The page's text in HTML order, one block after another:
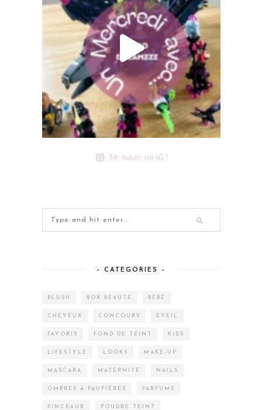
Me suivre sur IG !
– CATEGORIES –
BLUSH BOX BEAUTÉ BÉBÉ
CHEVEUX CONCOURS EVEIL
FAVORIS FOND DE TEINT KIDS
LIFESTYLE LOOKS MAKE-UP
MASCARA MATERNITÉ NAILS
OMBRES À PAUPIÈRES PARFUMS
PINCEAUX POUDRE TEINT